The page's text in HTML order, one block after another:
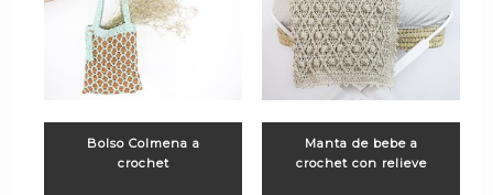
Bolso Colmena a
crochet
Manta de bebe a
crochet con relieve